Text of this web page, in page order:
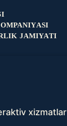
JAMIYATI
xizmatlar